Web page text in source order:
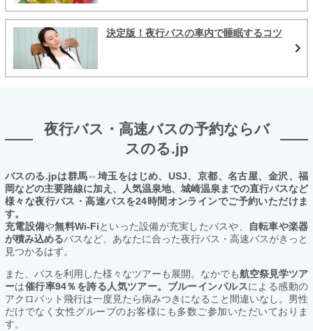
決定版！夜行バスの車内で睡眠するコツ
夜行バス・高速バスの予約ならバ
スのる.jp
バスのる.jpは群馬⇔埼玉をはじめ、USJ、京都、名古屋、金沢、福
岡などの主要路線に加え、人気温泉地、城崎温泉までの直行バスなど
様々な夜行バス・高速バスを24時間オンラインでご予約いただけま
す。
充電設備や無料Wi-Fiといった設備が充実したバスや、
自転車や楽器
が積み込めるバスなど、あなたに合った夜行バス・高速バスがきっと
見つかるはず。
また、バスを利用した様々なツアーも展開。なかでも航空祭見学ツア
ーは催行率94％を誇る人気ツアー。ブルーインパルスによる感動の
アクロバット飛行は一度見たら病みつきになること間違いなし。男性
だけでなく女性グループのお客様にも多数ご参加いただいておりま
す。